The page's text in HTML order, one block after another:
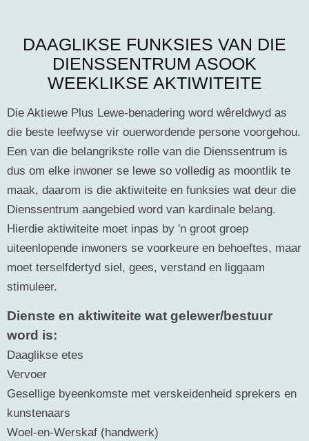
DAAGLIKSE FUNKSIES VAN DIE
DIENSSENTRUM ASOOK
WEEKLIKSE AKTIWITEITE
Die Aktiewe Plus Lewe-benadering word wêreldwyd as
die beste leefwyse vir ouerwordende persone voorgehou.
Een van die belangrikste rolle van die Dienssentrum is
dus om elke inwoner se lewe so volledig as moontlik te
maak, daarom is die aktiwiteite en funksies wat deur die
Dienssentrum aangebied word van kardinale belang.
Hierdie aktiwiteite moet inpas by 'n groot groep
uiteenlopende inwoners se voorkeure en behoeftes, maar
moet terselfdertyd siel, gees, verstand en liggaam
stimuleer.
Dienste en aktiwiteite wat gelewer/bestuur
word is:
Daaglikse etes
Vervoer
Gesellige byeenkomste met verskeidenheid sprekers en
kunstenaars
Woel-en-Werskaf (handwerk)